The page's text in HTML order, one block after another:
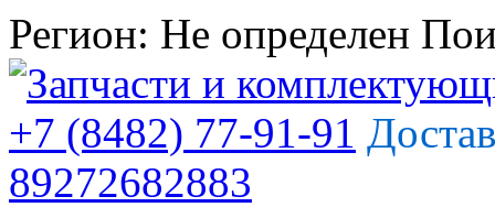
Регион: Не определен
+7 (8482) 77-91-91
89272682883